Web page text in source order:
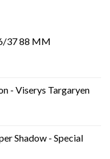
37 88 MM
- Viserys Targaryen
Shadow - Special